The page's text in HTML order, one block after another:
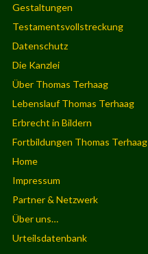
Gestaltungen
Testamentsvollstreckung
Datenschutz
Die Kanzlei
Über Thomas Terhaag
Lebenslauf Thomas Terhaag
Erbrecht in Bildern
Fortbildungen Thomas Terhaag
Home
Impressum
Partner & Netzwerk
Über uns…
Urteilsdatenbank